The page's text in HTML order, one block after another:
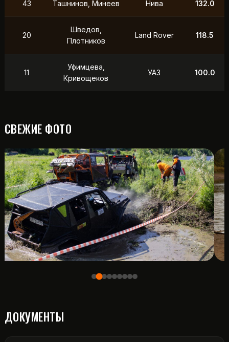
43 Ташнинов, Минеев Нива 132.0
20
Шведов,
Плотников
Land Rover 118.5
11
Уфимцева,
Кривощеков
УАЗ 100.0
СВЕЖИЕ ФОТО
ДОКУМЕНТЫ